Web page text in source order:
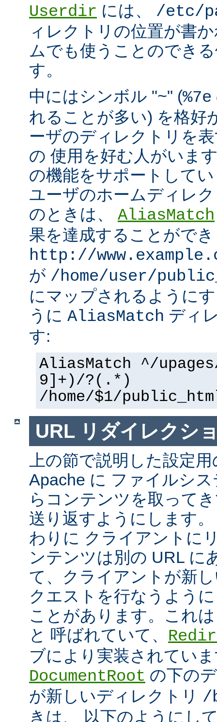
Userdir には、 /etc/
ィレクトリの位置が書
ムでも使うことのでき
す。
中にはシンボル "~" (%7e
れることが多い) を格好
ーザのディレクトリを
の 使用を好む人がいま
の機能をサポートして
ユーザのホームディレ
のときは、 AliasMatch
果を達成することがで
http://
が /home/user/
にマップされるように
うに AliasMatch ディ
す:
AliasMatch ^/
9]+)/?(.*)
/home/$1/
URL リダイレクシ
上の節で説明した設定
Apache に ファイルシ
らコンテンツを取って
送り返すようにします
わりに クライアントに
ンテンツは別の URL に
て、クライアントが新
クエストを行なうよう
ことがあります。これは
と 呼ばれていて、
ブにより実装されてい
DocumentRoot の下の
が新しいディレクトリ /
きは、 以下のようにし